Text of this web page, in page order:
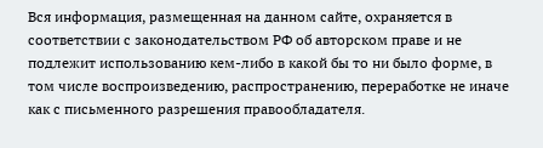
Вся информация, размещенная на данном сайте, охраняется в
соответствии с законодательством РФ об авторском праве и не
подлежит использованию кем-либо в какой бы то ни было форме, в
том числе воспроизведению, распространению, переработке не иначе
как с письменного разрешения правообладателя.